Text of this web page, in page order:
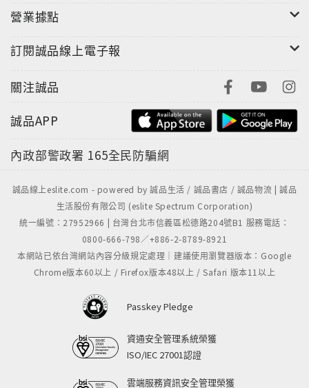
營業據點
訂閱誠品線上電子報
關注誠品
誠品APP
內政部警政署 165全民防騙網
誠品線上eslite.com - powered by 誠品生活 / 誠品書店 / 誠品物流 | 誠品
生活股份有限公司 (eslite Spectrum Corporation)
統一編號：27952966 | 台灣台北市信義區松德路204號B1 服務電話：
0800-666-798／+886-2-8789-8921
本網站已依台灣網站內容分級規定處理｜建議使用瀏覽器版本：Google
Chrome版本60以上 / Firefox版本48以上 / Safari 版本11以上
Passkey Pledge
資通安全管理系統榮獲
ISO/IEC 27001認證
雲端服務資訊安全管理榮獲